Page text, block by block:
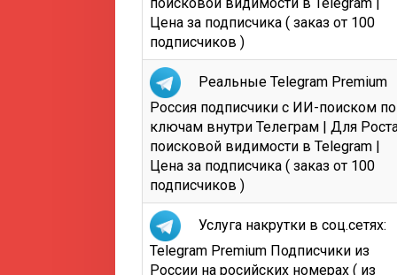
Цена за подписчика ( заказ от 100
подписчиков )
Реальные Telegram Premium
Россия подписчики с ИИ-поиском по
ключам внутри Телеграм | Для
поисковой видимости в Telegram |
Цена за подписчика ( заказ от 100
подписчиков )
Услуга накрутки в соц.сетях:
Telegram Premium Подписчики из
России на росийских номерах ( из